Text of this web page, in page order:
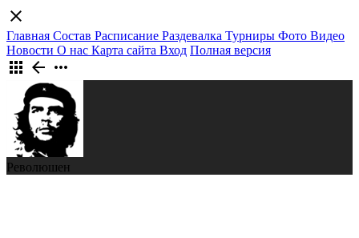
close
Главная Состав Расписание Раздевалка Турниры Фото Видео
Новости О нас Карта сайта Вход Полная версия
apps arrow_back more_horiz
Революшен